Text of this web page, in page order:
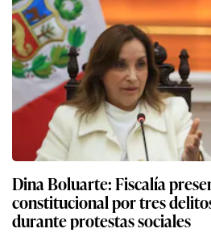
Dina Boluarte: Fiscalía
constitucional por tres
durante protestas sociales